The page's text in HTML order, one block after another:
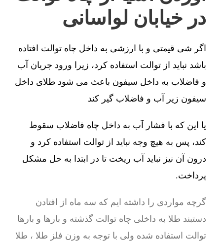
در خیابان لواسانی
اگر شی قیمتی و با ارزشی به داخل چاه توالت افتاده
باشد نباید از توالت استفاده کرد، زیرا ورود جریان آب
و فاضلاب به داخل سیفون باعث می شود طلای داخل
سیفون زیر آب و فاضلاب گیر کند
یا این که با فشار آب به داخل چاه فاضلاب سقوط
کند، پس به هیچ وجه نباید از توالت استفاده کرد و
درون آن نیز نباید آب ریخت تا در ابتدا به حل مشکل
پرداخت.
گرچه مواردی را داشته ایم که سه ماه از افتادن
دستبند طلا به داخلی چاه توالت گذشته و بارها و بارها
توالت استفاده شده ولی با توجه به وزن فلز طلا ، طلا